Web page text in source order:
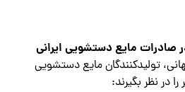
صادرات مایع دستشویی ایرانی
تولیدکنندگان مایع دستشویی
در نظر بگیرند: